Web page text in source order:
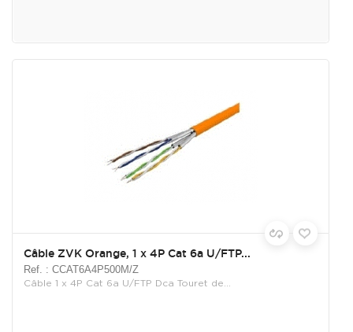
Câble ZVK Orange, 1 x 4P Cat 6a U/FTP...
Ref. : CCAT6A4P500M/Z
Câble 1 x 4P Cat 6a U/FTP Dca Touret de...